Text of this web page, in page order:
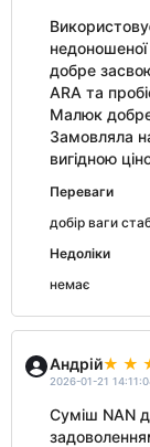
недоношеної
добре
ARA та
Малюк добре
Замовляла
вигідною
Переваги
добір ваги
Недоліки
немає
Андрій
2026-01-21
Суміш NAN